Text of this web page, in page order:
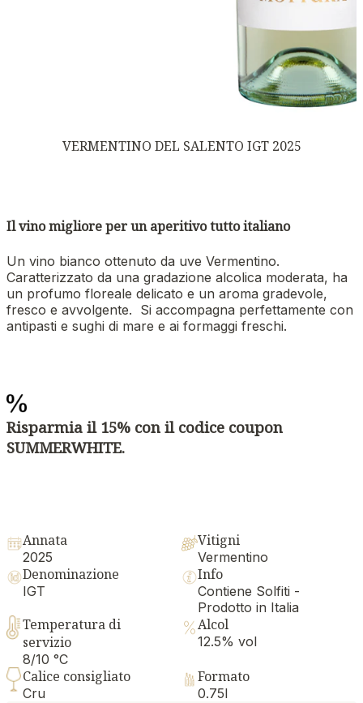
VERMENTINO DEL SALENTO IGT 2025
Il vino migliore per un aperitivo tutto italiano
Un vino bianco ottenuto da uve Vermentino.
Caratterizzato da una gradazione alcolica moderata, ha
un profumo floreale delicato e un aroma gradevole,
fresco e avvolgente. Si accompagna perfettamente con
antipasti e sughi di mare e ai formaggi freschi.
Risparmia il 15% con il codice coupon
SUMMERWHITE.
Annata
2025
Vitigni
Vermentino
Denominazione
IGT
Info
Contiene Solfiti -
Prodotto in Italia
Temperatura di
servizio
8/10 °C
Alcol
12.5% vol
Calice consigliato
Cru
Formato
0.75l